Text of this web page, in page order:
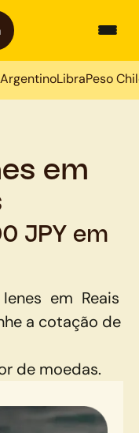
LibraPeso
em
JPY em
Ienes em Reais
a cotação de
de moedas.